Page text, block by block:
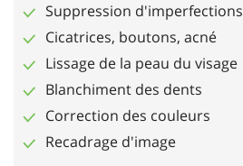
Suppression d'imperfections
Cicatrices, boutons, acné
Lissage de la peau du visage
Blanchiment des dents
Correction des couleurs
Recadrage d'image